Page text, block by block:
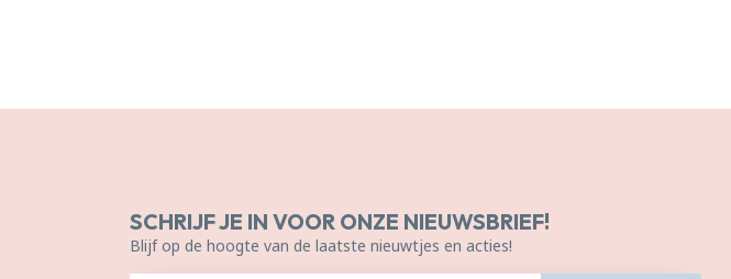
SCHRIJF JE IN VOOR ONZE NIEUWSBRIEF!
Blijf op de hoogte van de laatste nieuwtjes en acties!